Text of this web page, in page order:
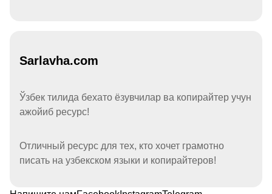
Sarlavha.com
Ўзбек тилида бехато ёзувчилар ва копирайтер учун
ажойиб ресурс!
Отличный ресурс для тех, кто хочет грамотно
писать на узбекском языки и копирайтеров!